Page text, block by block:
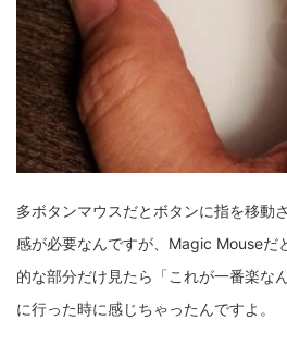
多ボタンマウスだとボタンに指を移動
感が必要なんですが、Magic Mouseだ
的な部分だけ見たら「これが一番楽な
に行った時に感じちゃったんですよ。